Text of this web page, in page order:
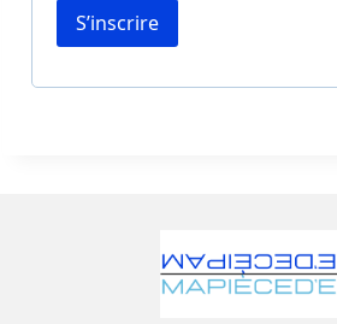
S’inscrire